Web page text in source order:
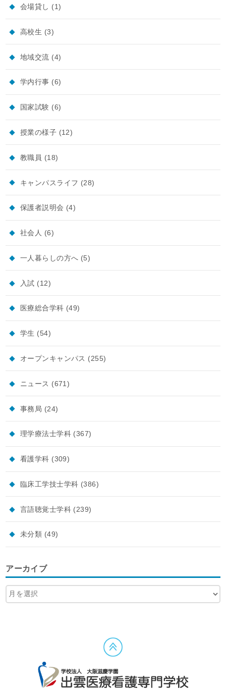
会場貸し (1)
高校生 (3)
地域交流 (4)
学内行事 (6)
国家試験 (6)
授業の様子 (12)
教職員 (18)
キャンパスライフ (28)
保護者説明会 (4)
社会人 (6)
一人暮らしの方へ (5)
入試 (12)
医療総合学科 (49)
学生 (54)
オープンキャンパス (255)
ニュース (671)
事務局 (24)
理学療法士学科 (367)
看護学科 (309)
臨床工学技士学科 (386)
言語聴覚士学科 (239)
未分類 (49)
アーカイブ